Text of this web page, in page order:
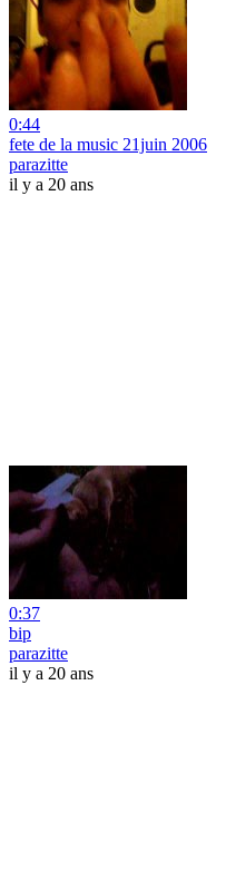
0:44
fete de la music 21juin 2006
parazitte
il y a 20 ans
0:37
bip
parazitte
il y a 20 ans